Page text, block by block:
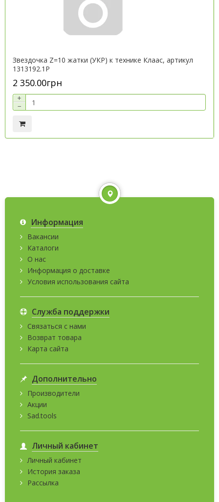
Звездочка Z=10 жатки (УКР) к технике Клаас, артикул
1313192.1P
2 350.00грн
+
−
Информация
Вакансии
Каталоги
О нас
Информация о доставке
Условия использования сайта
Служба поддержки
Связаться с нами
Возврат товара
Карта сайта
Дополнительно
Производители
Акции
Sad.tools
Личный кабинет
Личный кабинет
История заказа
Рассылка